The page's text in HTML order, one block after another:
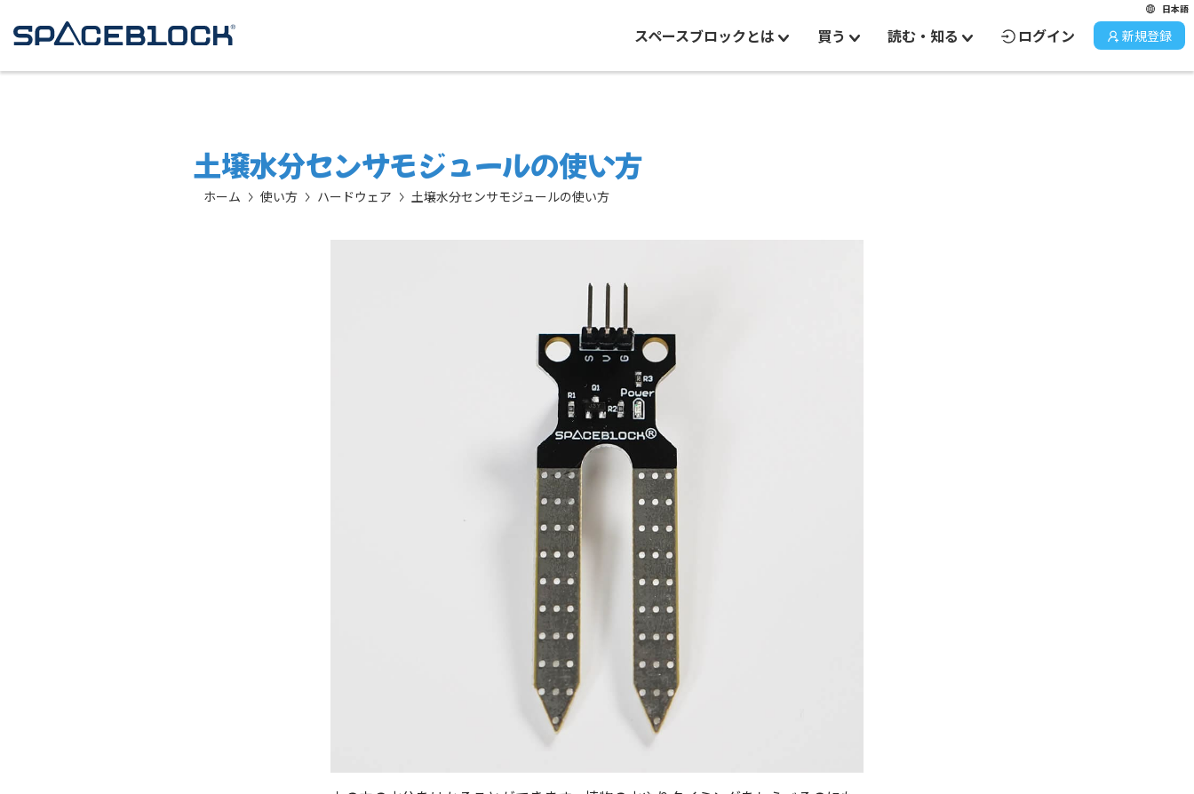
スペースブロックとは 買う 読む・知る ログイン 新規登録
日本語
土壌水分センサモジュールの使い方
ホーム 使い方 ハードウェア 土壌水分センサモジュールの使い方